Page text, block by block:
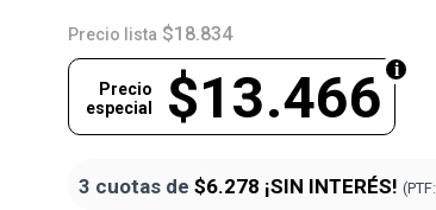
Precio lista $18.834
$13.466
Precio
especial
3 cuotas de $6.278 ¡SIN INTERÉS! (PTF: